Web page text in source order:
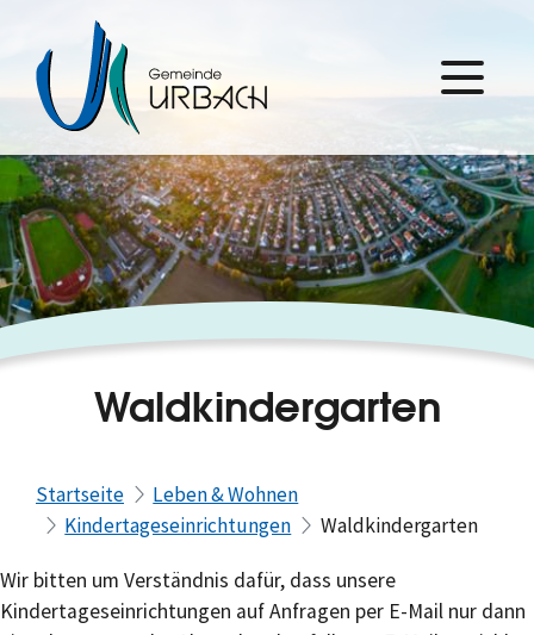
Waldkindergarten
Startseite
Leben & Wohnen
Kindertageseinrichtungen
Waldkindergarten
Wir bitten um Verständnis dafür, dass unsere
Kindertageseinrichtungen auf Anfragen per E-Mail nur dann